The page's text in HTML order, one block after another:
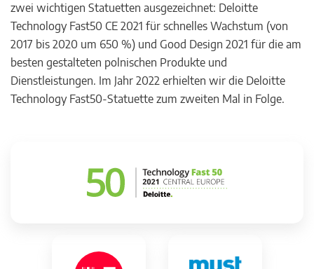
zwei wichtigen Statuetten ausgezeichnet: Deloitte
Technology Fast50 CE 2021 für schnelles Wachstum (von
2017 bis 2020 um 650 %) und Good Design 2021 für die am
besten gestalteten polnischen Produkte und
Dienstleistungen. Im Jahr 2022 erhielten wir die Deloitte
Technology Fast50-Statuette zum zweiten Mal in Folge.